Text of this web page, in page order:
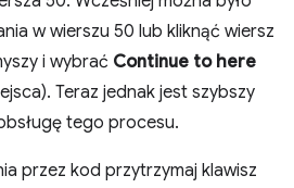
w wierszu 50 lub kliknąć wiersz
i wybrać Continue to here
Teraz jednak jest szybszy
tego procesu.
przez kod przytrzymaj klawisz